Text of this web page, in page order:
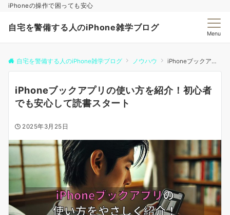
iPhoneの操作で困っても安心
自宅を警備する人のiPhone雑学ブログ
Menu
自宅を警備する人のiPhone雑学ブログ ノウハウ iPhoneブックアプリの使い方を紹介！初心者でも安心して読書スタート
iPhoneブックアプリの使い方を紹介！初心者
でも安心して読書スタート
2025年3月25日